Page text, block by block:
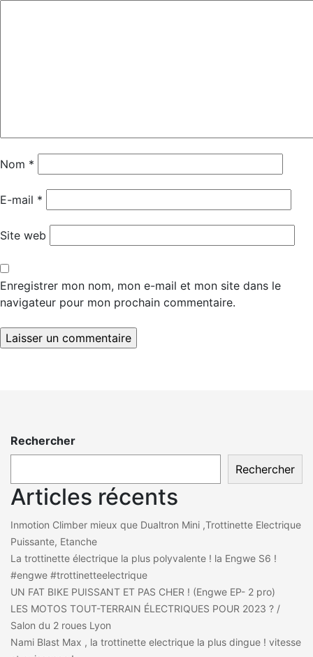
Nom *
E-mail *
Site web
Enregistrer mon nom, mon e-mail et mon site dans le
navigateur pour mon prochain commentaire.
Rechercher
Rechercher
Articles récents
Inmotion Climber mieux que Dualtron Mini ,Trottinette Electrique
Puissante, Etanche
La trottinette électrique la plus polyvalente ! la Engwe S6 !
#engwe #trottinetteelectrique
UN FAT BIKE PUISSANT ET PAS CHER ! (Engwe EP- 2 pro)
LES MOTOS TOUT-TERRAIN ÉLECTRIQUES POUR 2023 ? /
Salon du 2 roues Lyon
Nami Blast Max , la trottinette electrique la plus dingue ! vitesse